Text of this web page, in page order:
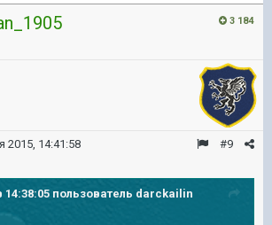
3 184
#9
2015, 14:41:58
14:38:05 пользователь darckailin